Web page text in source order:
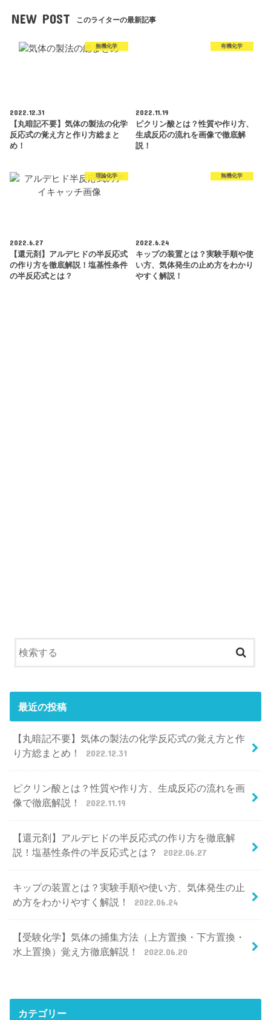
NEW POST このライターの最新記事
無機化学
2022.12.31
【丸暗記不要】気体の製法の化学
反応式の覚え方と作り方総まと
め！
有機化学
2022.11.19
ピクリン酸とは？性質や作り方、
生成反応の流れを画像で徹底解
説！
理論化学
2022.6.27
【還元剤】アルデヒドの半反応式
の作り方を徹底解説！塩基性条件
の半反応式とは？
無機化学
2022.6.24
キップの装置とは？実験手順や使
い方、気体発生の止め方をわかり
やすく解説！
最近の投稿
【丸暗記不要】気体の製法の化学反応式の覚え方と作
り方総まとめ！
2022.12.31
ピクリン酸とは？性質や作り方、生成反応の流れを画
像で徹底解説！
2022.11.19
【還元剤】アルデヒドの半反応式の作り方を徹底解
説！塩基性条件の半反応式とは？
2022.06.27
キップの装置とは？実験手順や使い方、気体発生の止
め方をわかりやすく解説！
2022.06.24
【受験化学】気体の捕集方法（上方置換・下方置換・
水上置換）覚え方徹底解説！
2022.06.20
カテゴリー